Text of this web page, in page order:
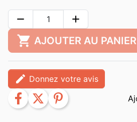
remove add
shopping_cart AJOUTER AU PANIER
edit Donnez votre avis
facebook twitter pinterest